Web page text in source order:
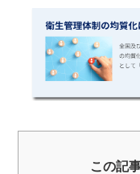
この記